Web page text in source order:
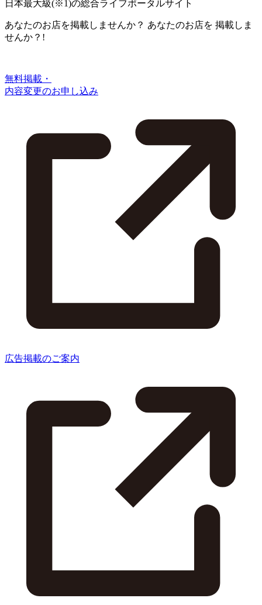
日本最大級(※1)の総合ライフポータルサイト
あなたのお店を掲載しませんか？ あなたのお店を 掲載しま
せんか？!
無料掲載・
内容変更のお申し込み
広告掲載のご案内